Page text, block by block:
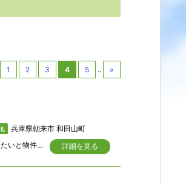
1 2 3 4 5 .. »
兵庫県朝来市 和田山町
築10４年の古民家、梁は太くしっかりしています。 退職後は田舎暮らししたいと物件を探し2010年にこの家を購入 周囲の山の絶景に恵まれ 家族と共に別荘として利用。 とにかく自然に恵まれ 肥沃な畑もあります。 とっても気に入ってるのです。 が、息子は東京で世帯を持ち、私も高齢になり、行き来するのが大変なのでやむなく手放すことにしました。 月に何回か泊まりで草刈り等をしています。 家電や食器棚、テーブルを残すのであれば直ぐに引き渡し可能です。 ①ケーブルテレビ使用料は利用頻度月10日以内であれば減免申請可能→9,000円/年 ②NTT電柱敷地料として3,000円/年の収入あり 固定資産税は年間10,200円です。 ※現状有姿、および公簿売買でのお取引きとなります。 物件周囲→https://youtu.be/AbP6tW4VuOs
詳細を見る